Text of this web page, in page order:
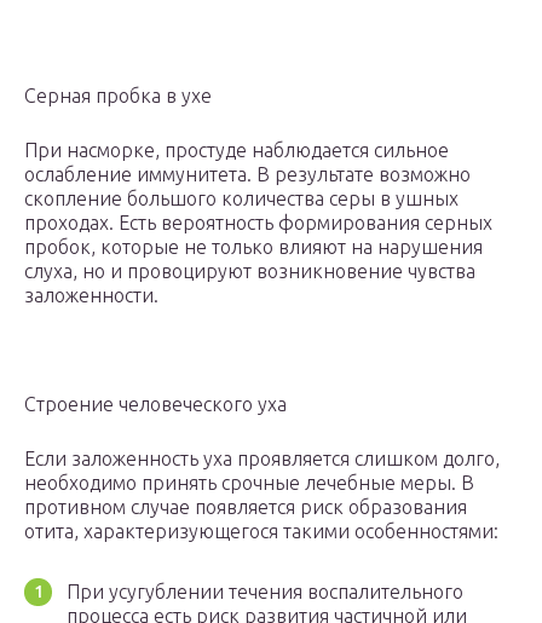
Серная пробка в ухе
При насморке, простуде наблюдается сильное
ослабление иммунитета. В результате возможно
скопление большого количества серы в ушных
проходах. Есть вероятность формирования серных
пробок, которые не только влияют на нарушения
слуха, но и провоцируют возникновение чувства
заложенности.
Строение человеческого уха
Если заложенность уха проявляется слишком долго,
необходимо принять срочные лечебные меры. В
противном случае появляется риск образования
отита, характеризующегося такими особенностями:
При усугублении течения воспалительного
процесса есть риск развития частичной или